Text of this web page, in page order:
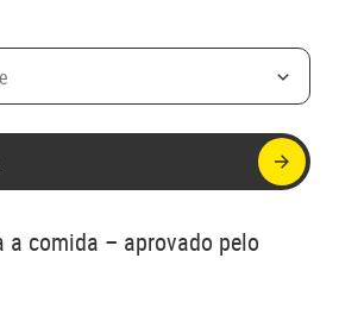
a comida – aprovado pelo